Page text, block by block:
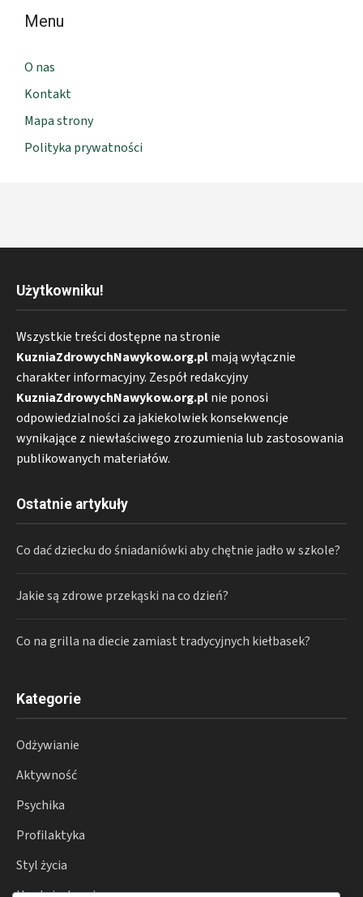
Menu
O nas
Kontakt
Mapa strony
Polityka prywatności
Użytkowniku!
Wszystkie treści dostępne na stronie
KuzniaZdrowychNawykow.org.plmają wyłącznie
charakter informacyjny. Zespół redakcyjny
KuzniaZdrowychNawykow.org.plnie ponosi
odpowiedzialności za jakiekolwiek konsekwencje
wynikające z niewłaściwego zrozumienia lub zastosowania
publikowanych materiałów.
Ostatnie artykuły
Co dać dziecku do śniadaniówki aby chętnie jadło w szkole?
Jakie są zdrowe przekąski na co dzień?
Co na grilla na diecie zamiast tradycyjnych kiełbasek?
Kategorie
Odżywianie
Aktywność
Psychika
Profilaktyka
Styl życia